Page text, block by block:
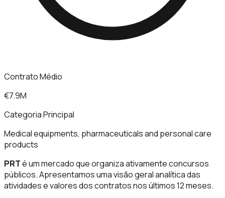
Contrato Médio
€7.9M
Categoria Principal
Medical equipments, pharmaceuticals and personal care
products
PRTé um mercado que organiza ativamente concursos
públicos. Apresentamos uma visão geral analítica das
atividades e valores dos contratos nos últimos 12 meses.